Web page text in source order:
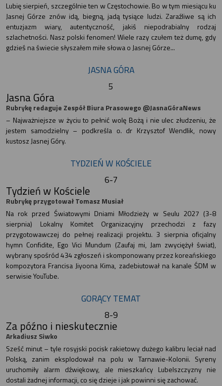
Lubię sierpień, szczególnie ten w Częstochowie. Bo w tym miesiącu ku
Jasnej Górze znów idą, biegną, jadą tysiące ludzi. Zaraźliwe są ich
entuzjazm wiary, autentyczność, jakiś niepodrabialny rodzaj
szlachetności. Nasz polski fenomen! Wiele razy czułem też dumę, gdy
gdzieś na świecie słyszałem miłe słowa o Jasnej Górze...
JASNA GÓRA
5
Jasna Góra
Rubrykę redaguje Zespół Biura Prasowego @JasnaGóraNews
– Najważniejsze w życiu to pełnić wolę Bożą i nie ulec złudzeniu, że
jestem samodzielny – podkreśla o. dr Krzysztof Wendlik, nowy
kustosz Jasnej Góry.
TYDZIEŃ W KOŚCIELE
6-7
Tydzień w Kościele
Rubrykę przygotował Tomasz Musiał
Na rok przed Światowymi Dniami Młodzieży w Seulu 2027 (3-8
sierpnia) Lokalny Komitet Organizacyjny przechodzi z fazy
przygotowawczej do pełnej realizacji projektu. 3 sierpnia oficjalny
hymn Confidite, Ego Vici Mundum (Zaufaj mi, Jam zwyciężył świat),
wybrany spośród 434 zgłoszeń i skomponowany przez koreańskiego
kompozytora Francisa Jiyoona Kima, zadebiutował na kanale ŚDM w
serwisie YouTube.
GORĄCY TEMAT
8-9
Za późno i nieskutecznie
Arkadiusz Siwko
Sześć minut – tyle rosyjski pocisk rakietowy dużego kalibru leciał nad
Polską, zanim eksplodował na polu w Tarnawie-Kolonii. Syreny
uruchomiły alarm dźwiękowy, ale mieszkańcy Lubelszczyzny nie
dostali żadnej informacji, co się dzieje i jak powinni się zachować.